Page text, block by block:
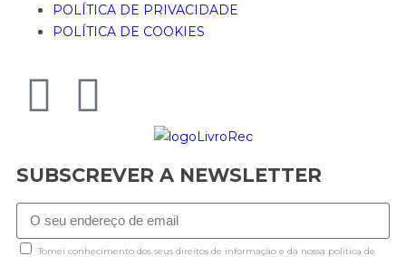
POLÍTICA DE PRIVACIDADE
POLÍTICA DE COOKIES
SUBSCREVER A NEWSLETTER
Tomei conhecimento dos seus direitos de informação e da nossa politica de